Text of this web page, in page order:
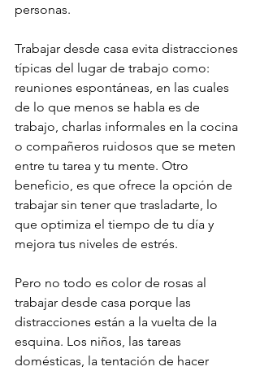
personas.
Trabajar desde casa evita distracciones
típicas del lugar de trabajo como:
reuniones espontáneas, en las cuales
de lo que menos se habla es de
trabajo, charlas informales en la cocina
o compañeros ruidosos que se meten
entre tu tarea y tu mente. Otro
beneficio, es que ofrece la opción de
trabajar sin tener que trasladarte, lo
que optimiza el tiempo de tu día y
mejora tus niveles de estrés.
Pero no todo es color de rosas al
trabajar desde casa porque las
distracciones están a la vuelta de la
esquina. Los niños, las tareas
domésticas, la tentación de hacer